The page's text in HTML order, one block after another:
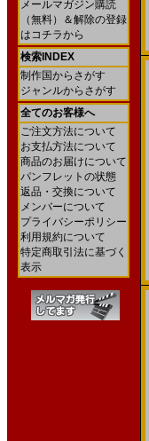
メールマガジン購読
（無料）＆解除の登録
はコチラから
検索INDEX
制作国からさがす
ジャンルからさがす
全てのお客様へ
ご注文方法について
お支払方法について
商品のお届けについて
パンフレットの状態
返品・交換について
メンバーについて
プライバシーポリシー
利用規約について
特定商取引法に基づく
表示